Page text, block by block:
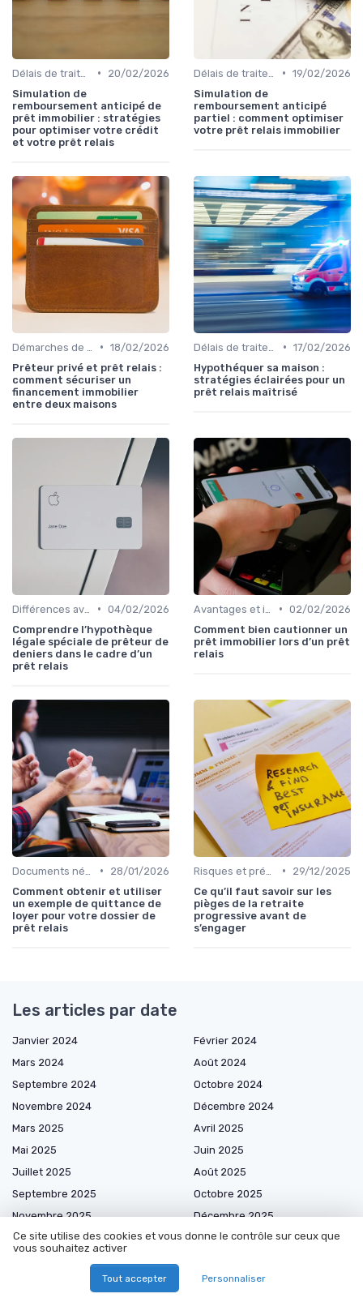
•
20/02/2026
Simulation de
remboursement anticipé de
prêt immobilier : stratégies
pour optimiser votre crédit
et votre prêt relais
• 19/02/2026
Simulation de
remboursement anticipé
partiel : comment optimiser
votre prêt relais immobilier
• 18/02/2026
Prêteur privé et prêt relais :
comment sécuriser un
financement immobilier
entre deux maisons
• 17/02/2026
Hypothéquer sa maison :
stratégies éclairées pour un
prêt relais maîtrisé
• 04/02/2026
Comprendre l’hypothèque
légale spéciale de prêteur de
deniers dans le cadre d’un
prêt relais
• 02/02/2026
Comment bien cautionner un
prêt immobilier lors d’un prêt
relais
•
28/01/2026
Comment obtenir et utiliser
un exemple de quittance de
loyer pour votre dossier de
prêt relais
•
29/12/2025
Ce qu’il faut savoir sur les
pièges de la retraite
progressive avant de
s’engager
Les articles par date
Janvier 2024
Février 2024
Mars 2024
Août 2024
Septembre 2024
Octobre 2024
Novembre 2024
Décembre 2024
Mars 2025
Avril 2025
Mai 2025
Juin 2025
Juillet 2025
Août 2025
Septembre 2025
Octobre 2025
Novembre 2025
Décembre 2025
Janvier 2026
Février 2026
Juin 2026
Ce site utilise des cookies et vous donne le contrôle sur ceux que
vous souhaitez activer
Tout accepter Personnaliser